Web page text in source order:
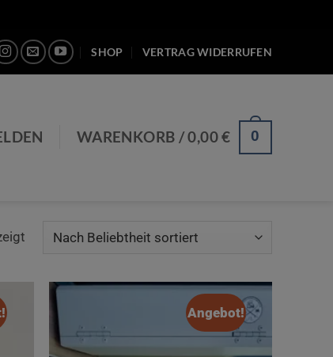
SHOP VERTRAG WIDERRUFEN
WARENKORB /0,00€ 0
Nach
sortiert
Angebot!